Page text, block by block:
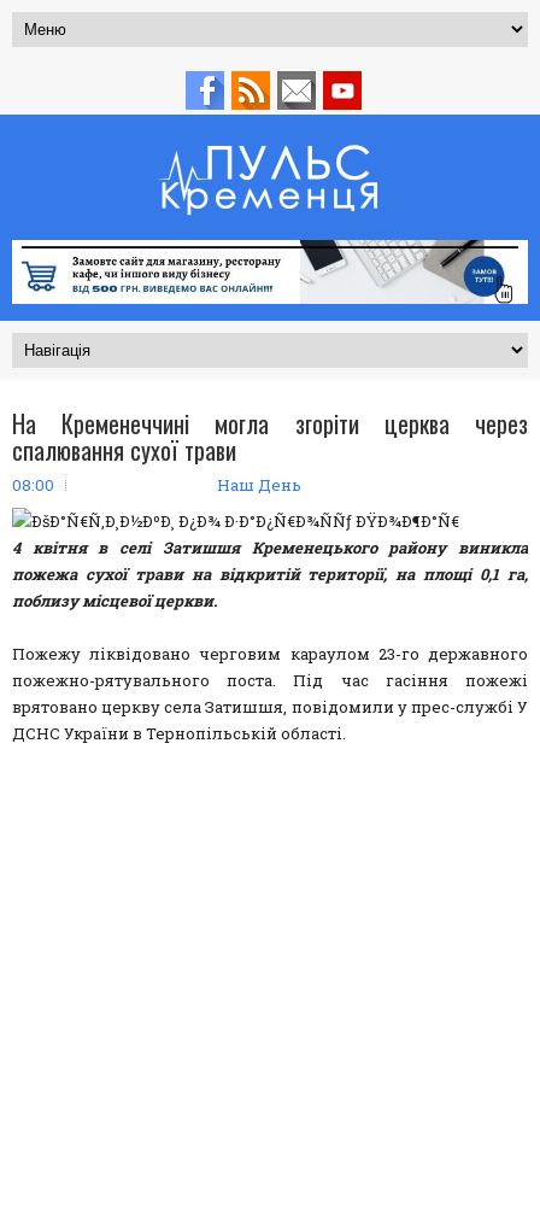
На Кременеччині могла згоріти церква через
спалювання сухої трави
08:00 Наш День
4 квітня в селі Затишшя Кременецького району виникла
пожежа сухої трави на відкритій території, на площі 0,1 га,
поблизу місцевої церкви.
Пожежу ліквідовано черговим караулом 23-го державного
пожежно-рятувального поста. Під час гасіння пожежі
врятовано церкву села Затишшя, повідомили у прес-службі У
ДСНС України в Тернопільській області.